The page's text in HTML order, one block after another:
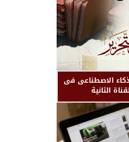
الاصطناعى فى
الثانية